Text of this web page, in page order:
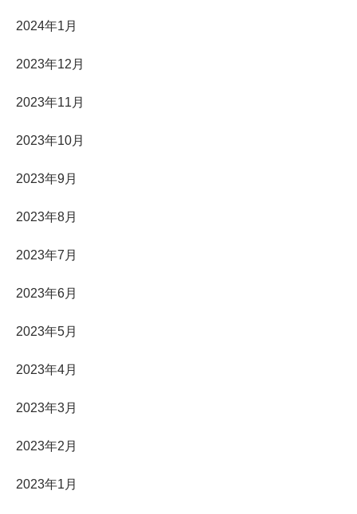
2024年1月
2023年12月
2023年11月
2023年10月
2023年9月
2023年8月
2023年7月
2023年6月
2023年5月
2023年4月
2023年3月
2023年2月
2023年1月